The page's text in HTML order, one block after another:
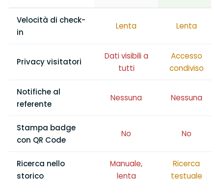
Velocità di check-
in
Lenta Lenta
Privacy visitatori
Dati visibili a
tutti
Accesso
condiviso
Notifiche al
referente
Nessuna Nessuna
Stampa badge
con QR Code
No No
Ricerca nello
storico
Manuale,
lenta
Ricerca
testuale